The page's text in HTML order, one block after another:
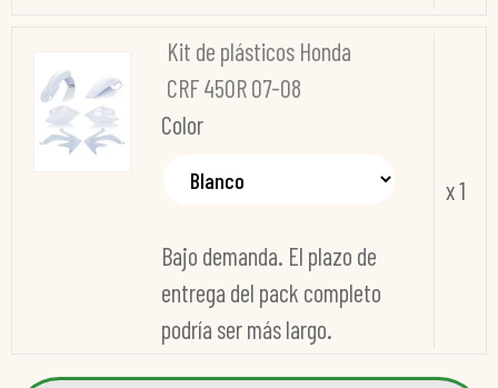
Kit de plásticos Honda
CRF 450R 07-08
Color
Bajo demanda. El plazo de
entrega del pack completo
podría ser más largo.
x 1